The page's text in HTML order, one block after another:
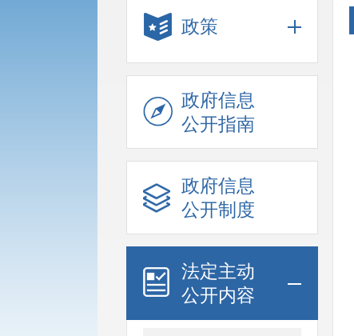
政策
政府信息
公开指南
政府信息
公开制度
法定主动
公开内容